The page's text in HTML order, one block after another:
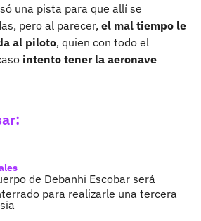
una pista para que allí se
pero al parecer, el mal tiempo le
al piloto, quien con todo el
intento tener la aeronave
de Debanhi Escobar será
para realizarle una tercera